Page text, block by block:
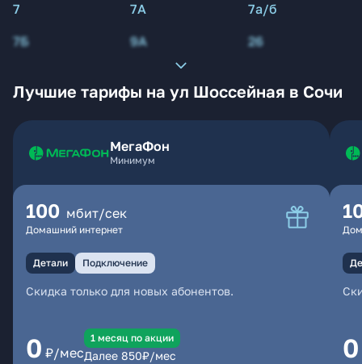
7
7А
7а/б
7Б
9А 26
Лучшие тарифы на ул Шоссейная в Сочи
МегаФон
Минимум
100 мбит/сек
Домашний интернет
Детали Подключение
Скидка только для новых абонентов.
0 ₽/мес
1 месяц по акции
Далее 850₽/мес 0